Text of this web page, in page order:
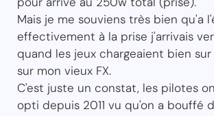
Mais je me souviens très bien qu'a
effectivement à la prise j'arrivais
quand les jeux chargeaient bien
sur mon vieux FX.
C'est juste un constat, les pilotes
opti depuis 2011 vu qu'on a bouffé